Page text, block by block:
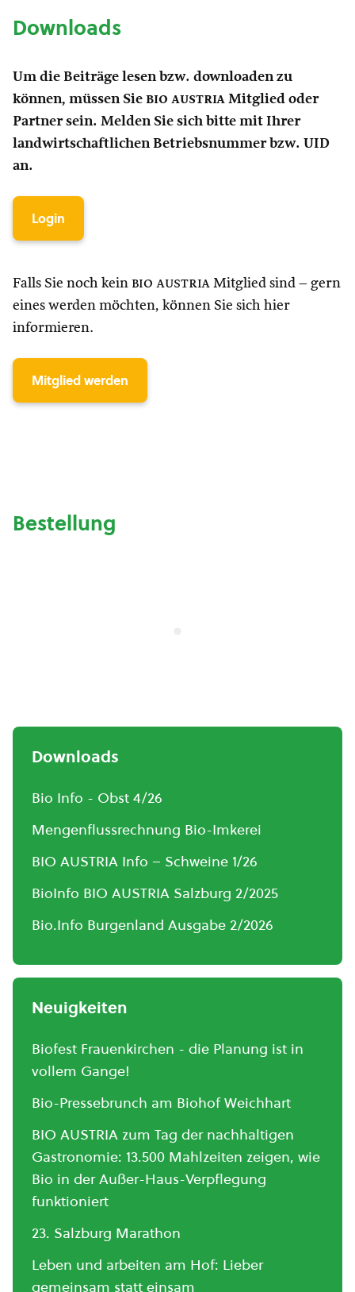
Downloads
Um die Beiträge lesen bzw. downloaden zu
können, müssen Sie bio austria Mitglied oder
Partner sein. Melden Sie sich bitte mit Ihrer
landwirtschaftlichen Betriebsnummer bzw. UID
an.
Login
Falls Sie noch kein bio austria Mitglied sind – gern
eines werden möchten, können Sie sich hier
informieren.
Mitglied werden
Bestellung
Downloads
Bio Info - Obst 4/26
Mengenflussrechnung Bio-Imkerei
BIO AUSTRIA Info – Schweine 1/26
BioInfo BIO AUSTRIA Salzburg 2/2025
Bio.Info Burgenland Ausgabe 2/2026
Neuigkeiten
Biofest Frauenkirchen - die Planung ist in
vollem Gange!
Bio-Pressebrunch am Biohof Weichhart
BIO AUSTRIA zum Tag der nachhaltigen
Gastronomie: 13.500 Mahlzeiten zeigen, wie
Bio in der Außer-Haus-Verpflegung
funktioniert
23. Salzburg Marathon
Leben und arbeiten am Hof: Lieber
gemeinsam statt einsam